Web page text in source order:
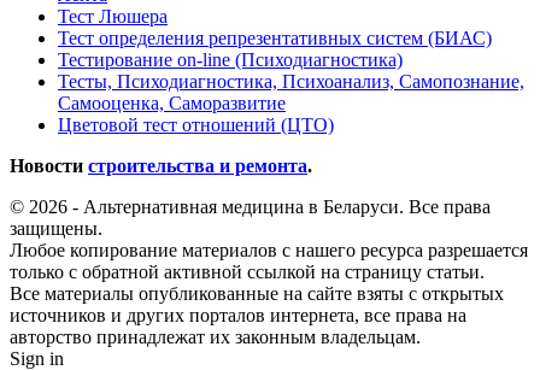
Тест Люшера
Тест определения репрезентативных систем (БИАС)
Тестирование on-line (Психодиагностика)
Тесты, Психодиагностика, Психоанализ, Самопознание,
Самооценка, Саморазвитие
Цветовой тест отношений (ЦТО)
Новости строительства и ремонта.
© 2026 - Альтернативная медицина в Беларуси. Все права
защищены.
Любое копирование материалов с нашего ресурса разрешается
только с обратной активной ссылкой на страницу статьи.
Все материалы опубликованные на сайте взяты с открытых
источников и других порталов интернета, все права на
авторство принадлежат их законным владельцам.
Sign in